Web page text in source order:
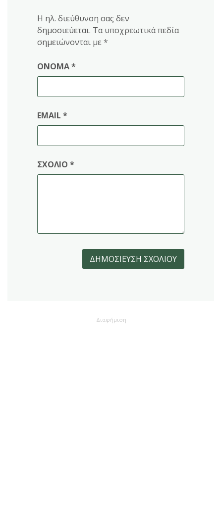
Η ηλ. διεύθυνση σας δεν
δημοσιεύεται. Τα υποχρεωτικά πεδία
σημειώνονται με *
ΌΝΟΜΑ*
EMAIL *
ΣΧΌΛΙΟ *
Διαφήμιση